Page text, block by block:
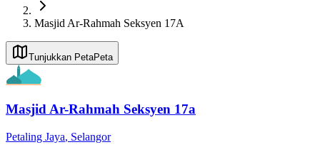
Masjid Ar-Rahmah Seksyen 17A
Tunjukkan PetaPeta
Masjid Ar-Rahmah Seksyen 17a
Petaling Jaya, Selangor